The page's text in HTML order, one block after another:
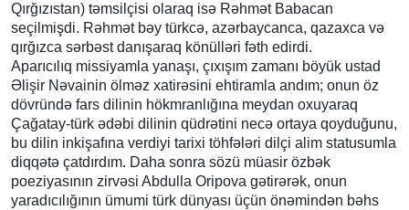
Qırğızıstan) təmsilçisi olaraq isə Rəhmət Babacan
seçilmişdi. Rəhmət bəy türkcə, azərbaycanca, qazaxca və
qırğızca sərbəst danışaraq könülləri fəth edirdi.
Aparıcılıq missiyamla yanaşı, çıxışım zamanı böyük ustad
Əlişir Nəvainin ölməz xatirəsini ehtiramla andım; onun öz
dövründə fars dilinin hökmranlığına meydan oxuyaraq
Çağatay-türk ədəbi dilinin qüdrətini necə ortaya qoyduğunu,
bu dilin inkişafına verdiyi tarixi töhfələri dilçi alim statusumla
diqqətə çatdırdım. Daha sonra sözü müasir özbək
poeziyasının zirvəsi Abdulla Oripova gətirərək, onun
yaradıcılığının ümumi türk dünyası üçün önəmindən bəhs